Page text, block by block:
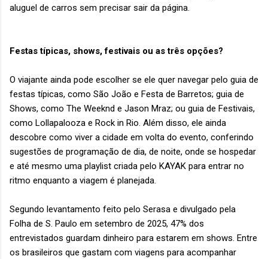
aluguel de carros sem precisar sair da página.
Festas típicas, shows, festivais ou as três opções?
O viajante ainda pode escolher se ele quer navegar pelo guia de
festas típicas, como São João e Festa de Barretos; guia de
Shows, como The Weeknd e Jason Mraz; ou guia de Festivais,
como Lollapalooza e Rock in Rio. Além disso, ele ainda
descobre como viver a cidade em volta do evento, conferindo
sugestões de programação de dia, de noite, onde se hospedar
e até mesmo uma playlist criada pelo KAYAK para entrar no
ritmo enquanto a viagem é planejada.
Segundo levantamento feito pelo Serasa e divulgado pela
Folha de S. Paulo em setembro de 2025, 47% dos
entrevistados guardam dinheiro para estarem em shows. Entre
os brasileiros que gastam com viagens para acompanhar